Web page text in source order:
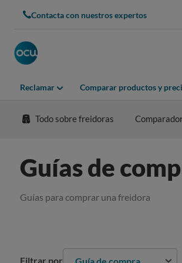
Contacta con nuestros expertos
Reclamar Comparar productos y
Todo sobre freidoras
Guías de
Guías para comprar una freidora
Filtrar por Guía de compra